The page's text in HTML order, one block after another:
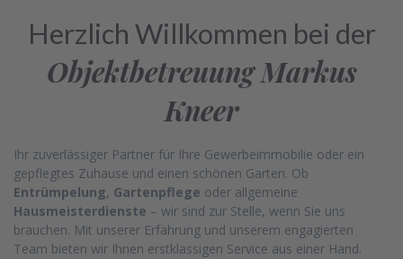
Herzlich Willkommen bei der
Objektbetreuung Markus
Kneer
Ihr zuverlässiger Partner für Ihre Gewerbeimmobilie oder ein
gepflegtes Zuhause und einen schönen Garten. Ob
Entrümpelung, Gartenpflege oder allgemeine
Hausmeisterdienste – wir sind zur Stelle, wenn Sie uns
brauchen. Mit unserer Erfahrung und unserem engagierten
Team bieten wir Ihnen erstklassigen Service aus einer Hand.